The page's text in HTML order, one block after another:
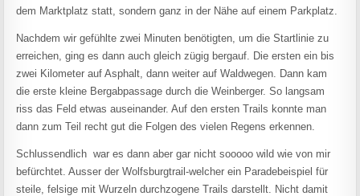
dem Marktplatz statt, sondern ganz in der Nähe auf einem Parkplatz.
Nachdem wir gefühlte zwei Minuten benötigten, um die Startlinie zu
erreichen, ging es dann auch gleich zügig bergauf. Die ersten ein bis
zwei Kilometer auf Asphalt, dann weiter auf Waldwegen. Dann kam
die erste kleine Bergabpassage durch die Weinberger. So langsam
riss das Feld etwas auseinander. Auf den ersten Trails konnte man
dann zum Teil recht gut die Folgen des vielen Regens erkennen.
Schlussendlich war es dann aber gar nicht sooooo wild wie von mir
befürchtet. Ausser der Wolfsburgtrail-welcher ein Paradebeispiel für
steile, felsige mit Wurzeln durchzogene Trails darstellt. Nicht damit